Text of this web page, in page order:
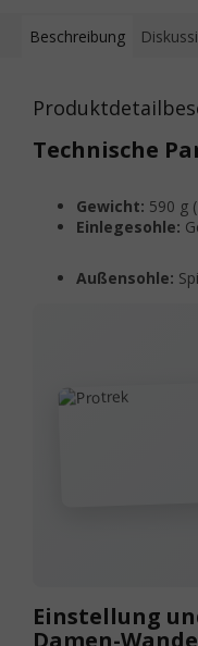
Beschreibung
Technische
Gewicht: 590 g
Einlegesohle:
Außensohle:
Einstellung